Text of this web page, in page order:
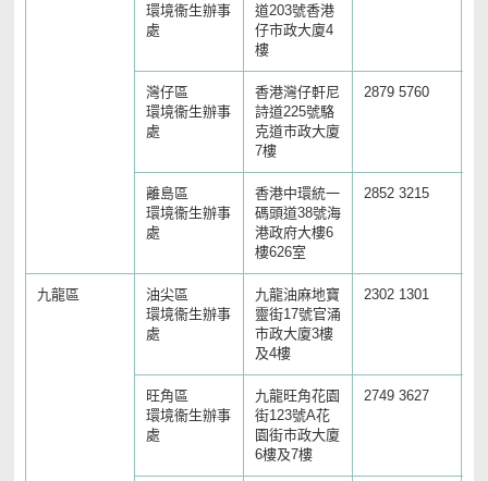
環境衞生辦事
處
道203號香港
仔市政大廈4
樓
灣仔區
環境衞生辦事
處
香港灣仔軒尼
詩道225號駱
克道市政大廈
7樓
2879 5760
離島區
環境衞生辦事
處
香港中環統一
碼頭道38號海
港政府大樓6
樓626室
2852 3215
九龍區
油尖區
環境衞生辦事
處
九龍油麻地寶
靈街17號官涌
市政大廈3樓
及4樓
2302 1301
旺角區
環境衞生辦事
處
九龍旺角花園
街123號A花
園街市政大廈
6樓及7樓
2749 3627